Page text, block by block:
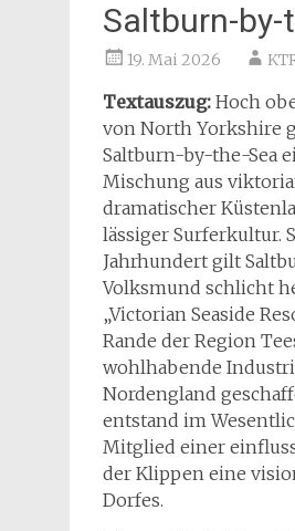
Saltburn-by-
19. Mai 2026
Textauszug: Hoch
von North Yorkshire
Saltburn-by-the-Sea
Mischung aus
dramatischer
lässiger Surferkultur.
Jahrhundert gilt
Volksmund schlicht
„Victorian Seaside
Rande der Region
wohlhabende
Nordengland
entstand im
Mitglied einer
der Klippen eine
Dorfes.